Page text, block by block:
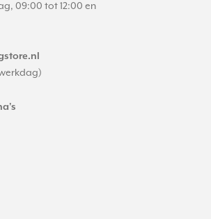
09:00 tot 12:00 en